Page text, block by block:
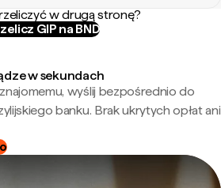
w drugą stronę?
GIP na BND
w sekundach
wyślij bezpośrednio do
banku. Brak ukrytych opłat ani